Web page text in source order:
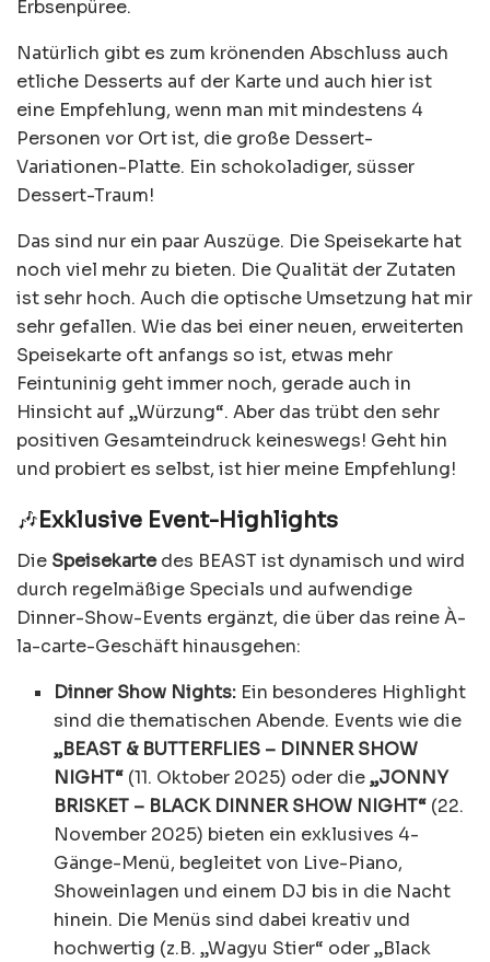
Erbsenpüree.
Natürlich gibt es zum krönenden Abschluss auch
etliche Desserts auf der Karte und auch hier ist
eine Empfehlung, wenn man mit mindestens 4
Personen vor Ort ist, die große Dessert-
Variationen-Platte. Ein schokoladiger, süsser
Dessert-Traum!
Das sind nur ein paar Auszüge. Die Speisekarte hat
noch viel mehr zu bieten. Die Qualität der Zutaten
ist sehr hoch. Auch die optische Umsetzung hat mir
sehr gefallen. Wie das bei einer neuen, erweiterten
Speisekarte oft anfangs so ist, etwas mehr
Feintuninig geht immer noch, gerade auch in
Hinsicht auf „Würzung“. Aber das trübt den sehr
positiven Gesamteindruck keineswegs! Geht hin
und probiert es selbst, ist hier meine Empfehlung!
🎶Exklusive Event-Highlights
Die Speisekartedes BEAST ist dynamisch und wird
durch regelmäßige Specials und aufwendige
Dinner-Show-Events ergänzt, die über das reine À-
la-carte-Geschäft hinausgehen:
Dinner Show Nights: Ein besonderes Highlight
sind die thematischen Abende. Events wie die
„BEAST & BUTTERFLIES – DINNER SHOW
NIGHT“ (11. Oktober 2025) oder die„JONNY
BRISKET – BLACK DINNER SHOW NIGHT“ (22.
November 2025) bieten ein exklusives 4-
Gänge-Menü, begleitet von Live-Piano,
Showeinlagen und einem DJ bis in die Nacht
hinein. Die Menüs sind dabei kreativ und
hochwertig (z.B. „Wagyu Stier“ oder „Black